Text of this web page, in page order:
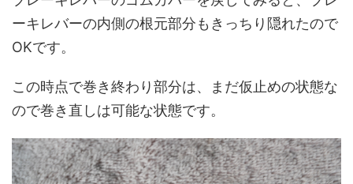
ーキレバーの内側の根元部分もきっちり隠れたので
OKです。
この時点で巻き終わり部分は、まだ仮止めの状態な
ので巻き直しは可能な状態です。